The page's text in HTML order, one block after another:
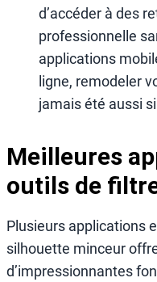
d’accéder à des
professionnelle
applications
ligne, remodeler
jamais été aussi
Meilleures
outils de
Plusieurs applications
silhouette minceur
d’impressionnantes